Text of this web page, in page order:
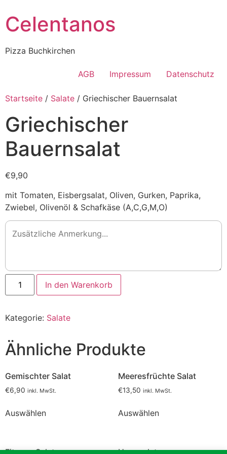
Celentanos
Pizza Buchkirchen
AGB Impressum Datenschutz
Startseite / Salate / Griechischer Bauernsalat
Griechischer
Bauernsalat
€9,90
mit Tomaten, Eisbergsalat, Oliven, Gurken, Paprika,
Zwiebel, Olivenöl & Schafkäse (A,C,G,M,O)
Griechischer
Bauernsalat
Menge
In den Warenkorb
Kategorie: Salate
Ähnliche Produkte
Gemischter Salat
€6,90 inkl. MwSt.
Auswählen
Meeresfrüchte Salat
€13,50 inkl. MwSt.
Auswählen
Fitness Salat Haussalat